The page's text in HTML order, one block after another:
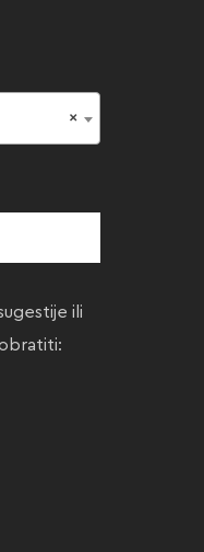
×
ili